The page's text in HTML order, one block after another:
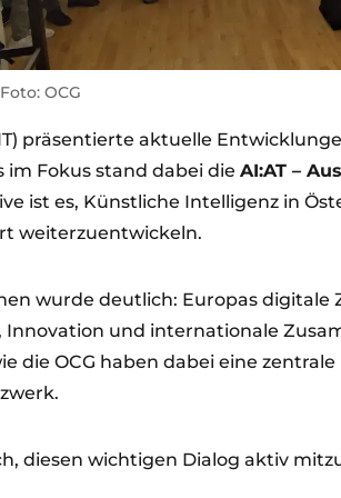
OCG
präsentierte aktuelle
im Fokus stand dabei die AI:AT –
ist es, Künstliche Intelligenz in
weiterzuentwickeln.
wurde deutlich: Europas
Innovation und internationale
die OCG haben dabei eine
diesen wichtigen Dialog aktiv